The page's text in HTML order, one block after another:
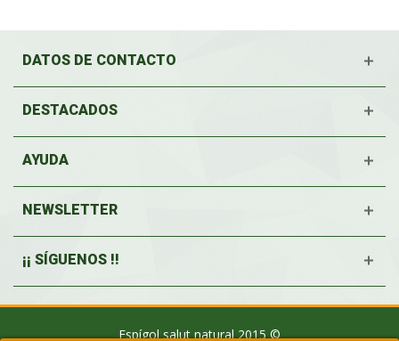
DATOS DE CONTACTO
DESTACADOS
AYUDA
NEWSLETTER
¡¡ SÍGUENOS !!
Espígol salut natural 2015 ©